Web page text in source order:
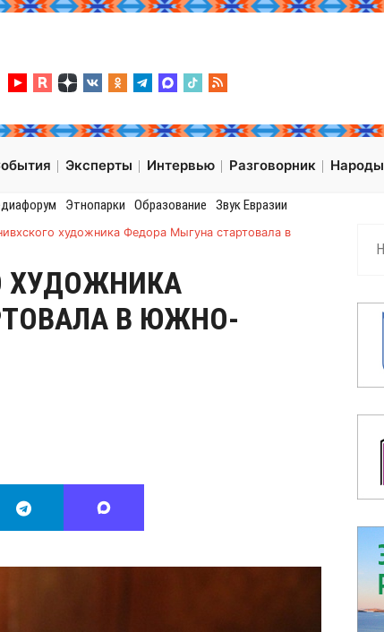
Эксперты Интервью Разговорник Народы
Этнопарки Образование Звук Евразии
художника Федора Мыгуна стартовала в
ХУДОЖНИКА
В ЮЖНО-